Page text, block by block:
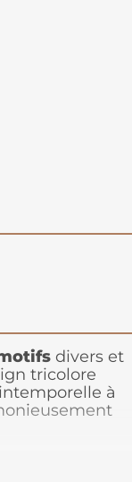
divers et
tricolore
à
aux